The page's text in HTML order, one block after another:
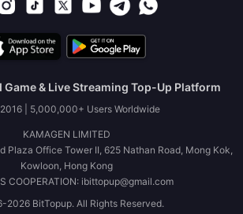
Game & Live Streaming Top-Up Platform
| 5,000,000+ Users Worldwide
KAMAGEN LIMITED
Plaza Office Tower II, 625 Nathan Road, Mong Kok,
Kowloon, Hong Kong
COOPERATION: ibittopup@gmail.com
2026 BitTopup. All Rights Reserved.